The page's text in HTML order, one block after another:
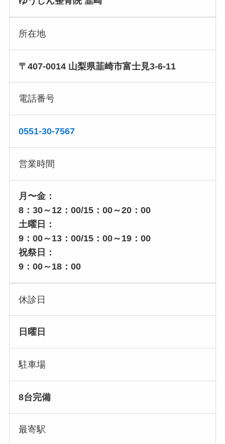
所在地
〒407-0014 山梨県韮崎市富士見3-6-11
電話番号
0551-30-7567
営業時間
月〜金：
8：30～12：00/15：00～20：00
土曜日：
9：00～13：00/15：00～19：00
祝祭日：
9：00～18：00
休診日
日曜日
駐車場
8台完備
最寄駅